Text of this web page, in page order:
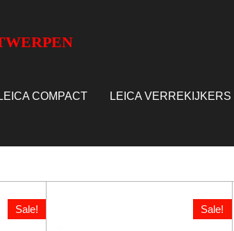
LEICA COMPACT LEICA VERREKIJKERS
Sale! Sale!